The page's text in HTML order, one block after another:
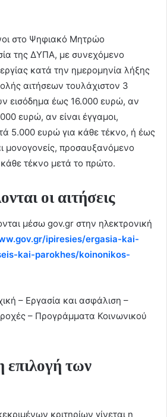
στο Ψηφιακό Μητρώο
της ΔΥΠΑ, με συνεχόμενο
κατά την ημερομηνία λήξης
αιτήσεων τουλάχιστον 3
εισόδημα έως 16.000 ευρώ, αν
ευρώ, αν είναι έγγαμοι,
5.000 ευρώ για κάθε τέκνο, ή έως
μονογονείς, προσαυξανόμενο
τέκνο μετά το πρώτο.
οι αιτήσεις
μέσω gov.gr στην ηλεκτρονική
ipiresies/ergasia-kai-
kai-parokhes/koinonikos-
– Εργασία και ασφάλιση –
– Προγράμματα Κοινωνικού
επιλογή των
κριτηρίων γίνεται η